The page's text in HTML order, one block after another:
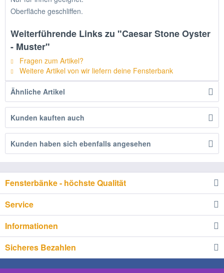
Oberfläche geschliffen.
Weiterführende Links zu "Caesar Stone Oyster
- Muster"
Fragen zum Artikel?
Weitere Artikel von wir liefern deine Fensterbank
Ähnliche Artikel
Kunden kauften auch
Kunden haben sich ebenfalls angesehen
Fensterbänke - höchste Qualität
Service
Informationen
Sicheres Bezahlen